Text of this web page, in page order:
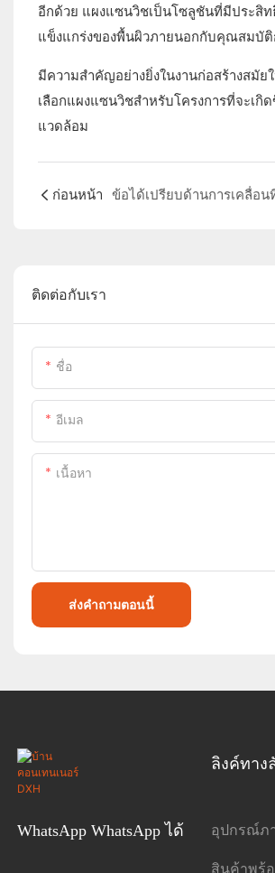
อีกด้วย แผงแซนวิชเป็นโซลูชันที่มีประสิท
แข็งแกร่งของพื้นผิวภายนอกกับคุณสมบั
มีความสำคัญอย่างยิ่งในงานก่อสร้างสมั
เลือกแผงแซนวิชสำหรับโครงการที่จะเ
แวดล้อม
ก่อนหน้า
ติดต่อกับเรา
ชื่อ
อีเมล
เนื้อหา
ส่งคำถามตอนนี้
WhatsApp WhatsApp ได้
ลิงค์ทาง
อุปกรณ์ภ